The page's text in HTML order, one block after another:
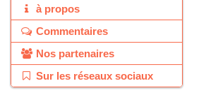
Santé
Sécurité
Sport
Téléphones
Textiles
à propos
Commentaires
Nos partenaires
Sur les réseaux sociaux